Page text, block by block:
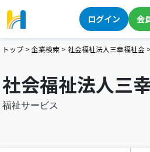
ログイン 会
トップ > 企業検索 > 社会福祉法人三幸福祉会 >
社会福祉法人三
福祉サービス